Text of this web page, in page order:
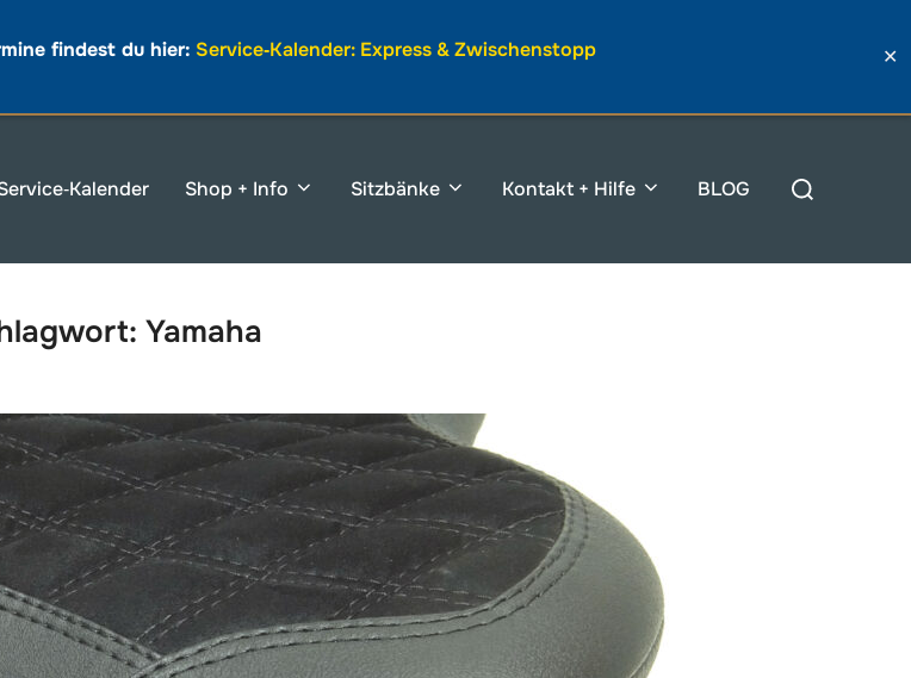
findest du hier: Service‑Kalender: Express & Zwischenstopp ✕
Shop + Info Sitzbänke Kontakt + Hilfe BLOG
Suchen
nach:
Yamaha